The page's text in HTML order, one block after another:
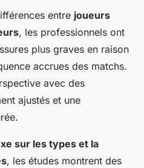
entre joueurs
, les professionnels ont
plus graves en raison
accrues des matchs.
avec des
ajustés et une
sur les types et la
, les études montrent des